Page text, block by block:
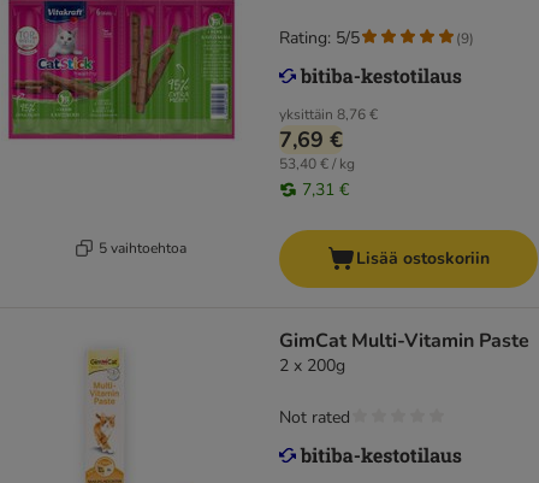
5 vaihtoehtoa
yksittäin 8,76 €
7,69 €
53,40 € / kg
7,31 €
Rating: 5/5 (9)
Lisää ostoskoriin
GimCat Multi-Vitamin Paste
2 x 200g
Not rated